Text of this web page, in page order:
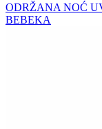
ODRŽANA NOĆ
BEBEKA